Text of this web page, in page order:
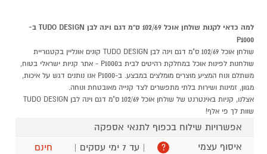
למה כדאי לקנות שולחן אוכל 102/69 ס"מ דגם וינה לבן TUDO DESIGN ב-
P1000
שולחן אוכל 102/69 ס"מ דגם וינה לבן TUDO DESIGN קונים אונליין בקטגוריית
שולחנות לפינות אוכל במחלקת רהיטים לבית בP1000 - אתר קניות ישראלי בטוח,
משתלם ונוח המציע מוצרים מומלצים במבצע. ב-P1000 אנו נותנים דגש על איכות,
מגוון, זמינות ושירות בלתי מתפשרים לצד קנייה מאובטחת ונוחה.
אצלנו, קניות באינטרנט של שולחן אוכל 102/69 ס"מ דגם וינה לבן TUDO DESIGN
שוות לך פי אלף!
אפשרויות שילוח בכפוף לתנאי אספקה
איסוף עצמי
? | עד 7 ימי עסקים |
חינם